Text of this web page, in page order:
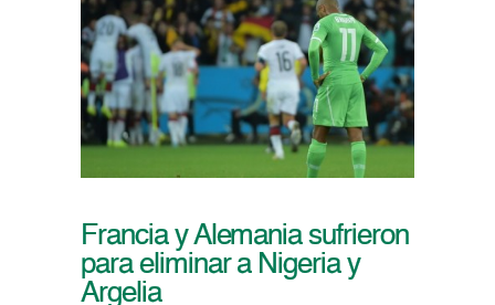
Francia y Alemania sufrieron
para eliminar a Nigeria y
Argelia